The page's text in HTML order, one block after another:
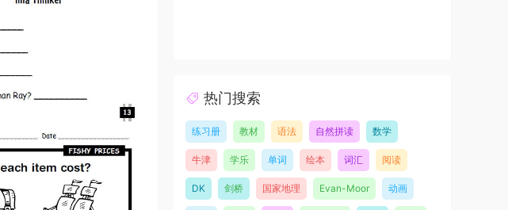
热门搜索
练习册 教材 语法 自然拼读 数学
牛津 学乐 单词 绘本 词汇 阅读
DK 剑桥 国家地理 Evan-Moor 动画